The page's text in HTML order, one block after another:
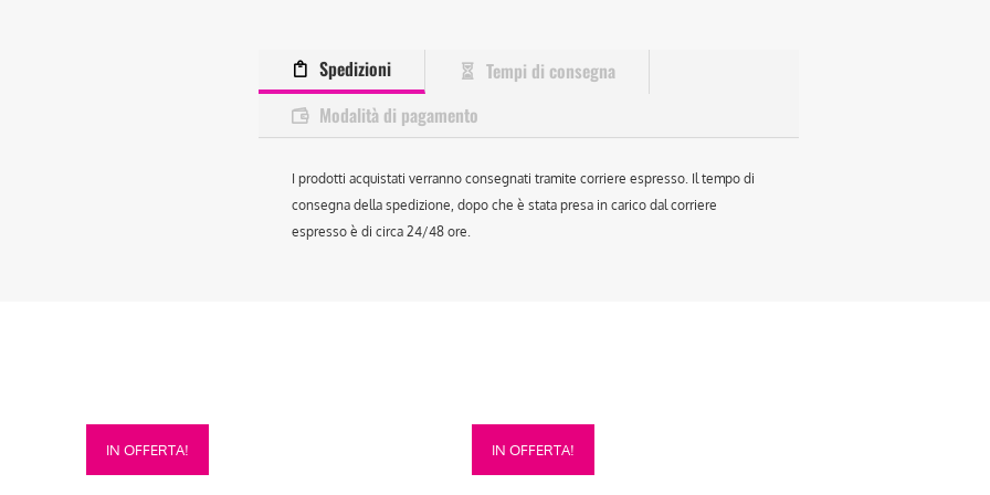
Spedizioni
Tempi di consegna
Modalità di pagamento
I prodotti acquistati verranno consegnati tramite corriere espresso. Il tempo di
consegna della spedizione, dopo che è stata presa in carico dal corriere
espresso è di circa 24/48 ore.
IN OFFERTA!
Questo
prodotto
IN OFFERTA!
Questo
prodotto